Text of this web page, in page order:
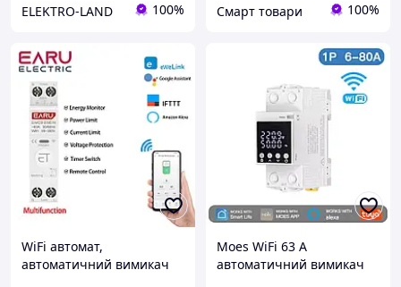
ELEKTRO-LAND 100% Смарт товари 100%
WiFi автомат,
автоматичний вимикач
Moes WiFi 63 А
автоматичний вимикач